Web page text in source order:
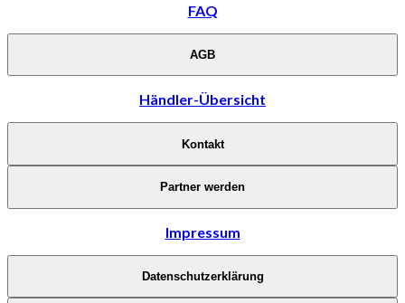
FAQ
AGB
Händler-Übersicht
Kontakt
Partner werden
Impressum
Datenschutzerklärung